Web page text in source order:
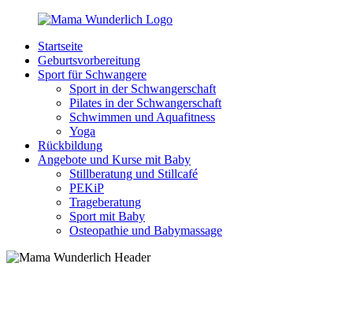
Zurück
Inhalt
MamaWunderlich.de
Mutti
sein
wunderbar!
Startseite
Geburtsvorbereitung
Sport für Schwangere
Sport in der Schwangerschaft
Pilates in der Schwangerschaft
Schwimmen und Aquafitness
Yoga
Rückbildung
Angebote und Kurse mit Baby
Stillberatung und Stillcafé
PEKiP
Trageberatung
Sport mit Baby
Osteopathie und Babymassage